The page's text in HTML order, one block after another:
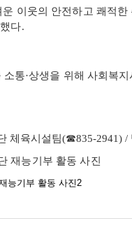
운 이웃의 안전하고 쾌적
다.
소통·상생을 위해 사회복
체육시설팀(☎835-2941) /
재능기부 활동 사진